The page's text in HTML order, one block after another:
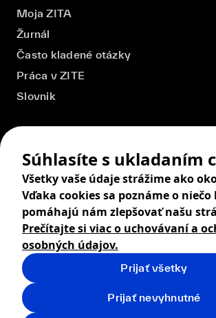
Moja ZITA
Žurnál
Často kladené otázky
Práca v ZITE
Slovnik
© 2026 ZITA, design by khn office,
Digital products by
Súhlasíte s ukladaním
Všetky vaše údaje strážime ako
Vďaka cookies sa poznáme o niečo
pomáhajú nám zlepšovať našu
Prečítajte si viac o uchovávaní a
osobných údajov.
Prijať všetky
Prijať nevyhnutné